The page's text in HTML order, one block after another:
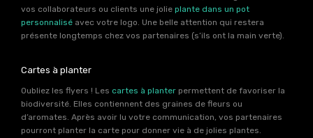
vos collaborateurs ou clients une jolie plante dans un pot
personnalisé avec votre logo. Une belle attention qui restera
présente longtemps chez vos partenaires (s’ils ont la main verte).
Cartes à planter
Oubliez les flyers ! Les cartes à planter permettent de favoriser la
biodiversité. Elles contiennent des graines de fleurs ou
d’aromates. Après avoir lu votre communication, vos partenaires
pourront planter la carte pour donner vie à de jolies plantes.